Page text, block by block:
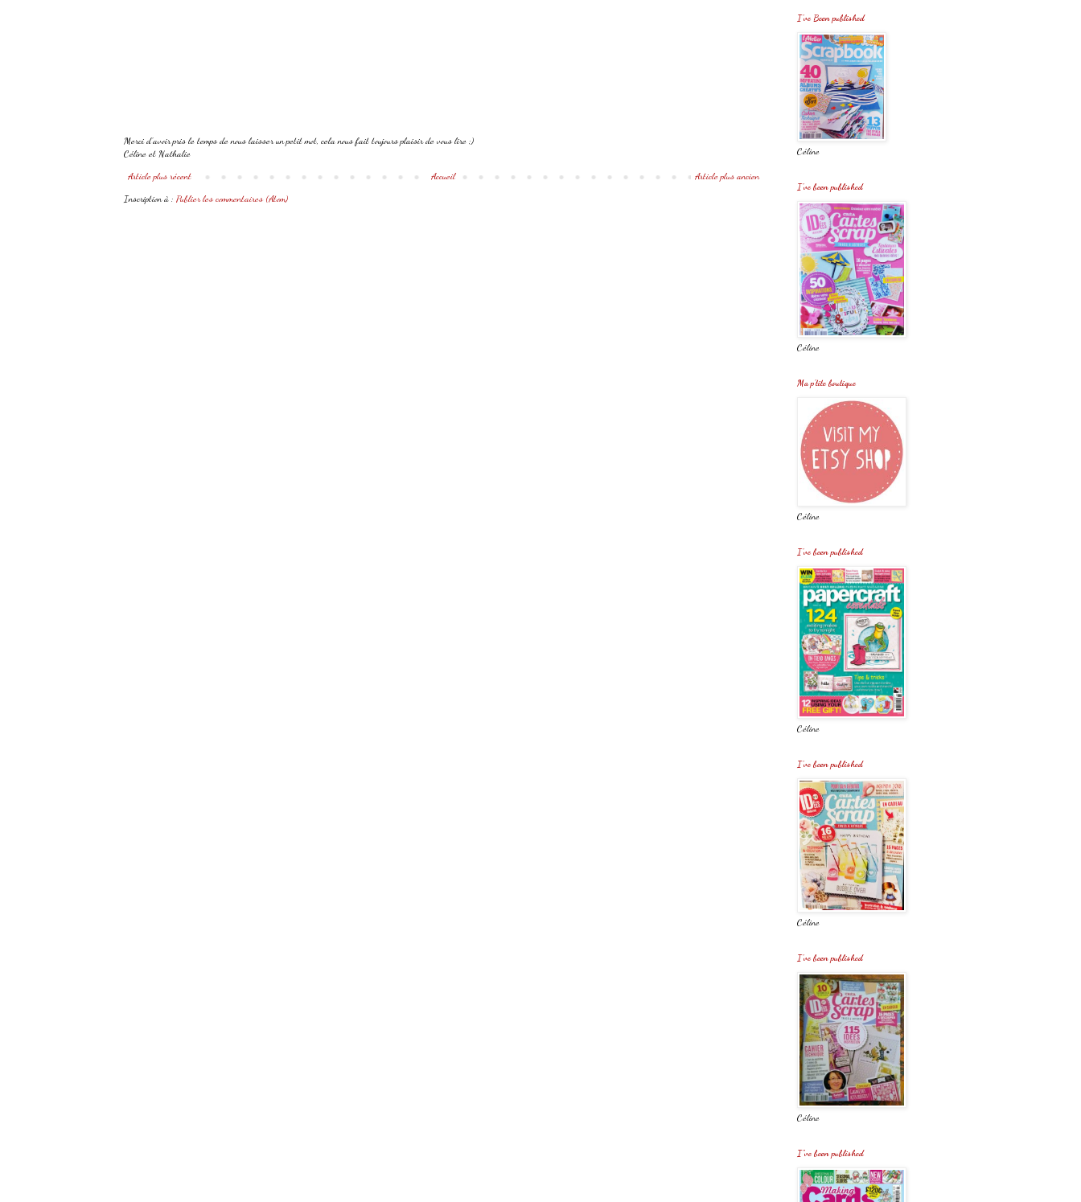
Merci d'avoir pris le temps de nous laisser un petit mot, cela nous fait toujours plaisir de vous lire ;)
Céline et Nathalie
Article plus récent
Article plus ancien
Accueil
Inscription à : Publier les commentaires (Atom)
I've Been published
Céline
I've been published
Céline
Ma p'tite boutique
Céline
I've been published
Céline
I've been published
Céline
I've been published
Céline
I"ve been published